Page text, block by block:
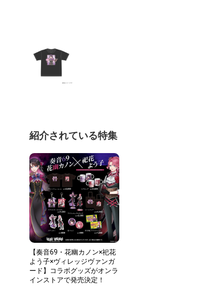
紹介されている特集
【奏音69・花幽カノン×祀花
よう子×ヴィレッジヴァンガ
ード】コラボグッズがオンラ
インストアで発売決定！